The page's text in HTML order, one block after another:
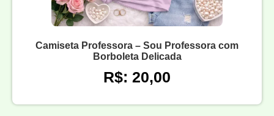
Camiseta Professora – Sou Professora com
Borboleta Delicada
R$: 20,00